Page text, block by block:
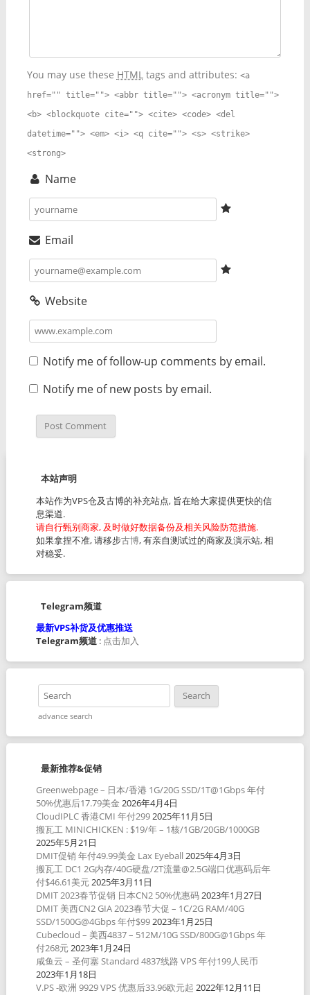
You may use these HTMLtags and attributes: <a
href="" title=""> <abbr title=""> <acronym title="">
<b> <blockquote cite=""> <cite> <code> <del
datetime=""> <em> <i> <q cite=""> <s> <strike>
<strong>
Name
Email
Website
Notify me of follow-up comments by email.
Notify me of new posts by email.
本站声明
本站作为VPS仓及古博的补充站点, 旨在给大家提供更快的信
息渠道.
请自行甄别商家, 及时做好数据备份及相关风险防范措施.
如果拿捏不准, 请移步古博, 有亲自测试过的商家及演示站, 相
对稳妥.
Telegram频道
最新VPS补货及优惠推送
Telegram频道: 点击加入
advance search
最新推荐&促销
Greenwebpage – 日本/香港 1G/20G SSD/1T@1Gbps 年付
50%优惠后17.79美金 2026年4月4日
CloudIPLC 香港CMI 年付2992025年11月5日
搬瓦工 MINICHICKEN : $19/年 – 1核/1GB/20GB/1000GB
2025年5月21日
DMIT促销 年付49.99美金 Lax Eyeball 2025年4月3日
搬瓦工 DC1 2G内存/40G硬盘/2T流量@2.5G端口优惠码后年
付$46.61美元2025年3月11日
DMIT 2023春节促销 日本CN2 50%优惠码2023年1月27日
DMIT 美西CN2 GIA 2023春节大促 – 1C/2G RAM/40G
SSD/1500G@4Gbps 年付$992023年1月25日
Cubecloud – 美西4837 – 512M/10G SSD/800G@1Gbps 年
付268元2023年1月24日
咸鱼云 – 圣何塞 Standard 4837线路 VPS 年付199人民币
2023年1月18日
V.PS -欧洲 9929 VPS 优惠后33.96欧元起 2022年12月11日